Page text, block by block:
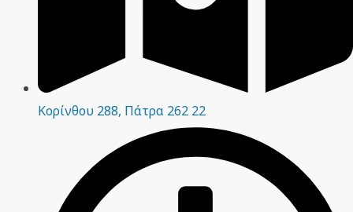
Κορίνθου 288, Πάτρα 262 22